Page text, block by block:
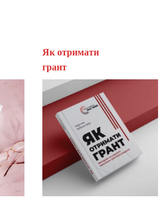
Як отримати